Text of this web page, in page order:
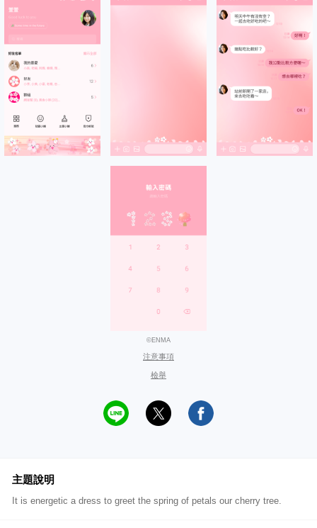
©ENMA
注意事項
檢舉
主題說明
It is energetic a dress to greet the spring of petals our cherry tree.